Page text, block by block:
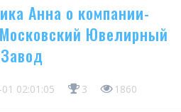
Анна о компании-
Ювелирный
Завод
02:01:05 3 1860